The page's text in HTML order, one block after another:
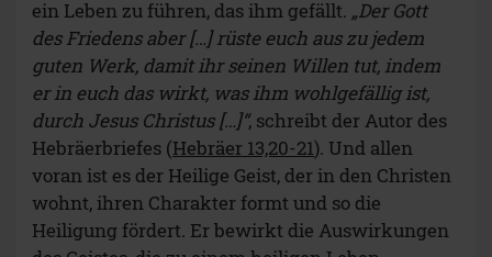
ein Leben zu führen, das ihm gefällt. „Der Gott
des Friedens aber […] rüste euch aus zu jedem
guten Werk, damit ihr seinen Willen tut, indem
er in euch das wirkt, was ihm wohlgefällig ist,
durch Jesus Christus […]“, schreibt der Autor des
Hebräerbriefes (Hebräer 13,20-21). Und allen
voran ist es der Heilige Geist, der in den Christen
wohnt, ihren Charakter formt und so die
Heiligung fördert. Er bewirkt die Auswirkungen